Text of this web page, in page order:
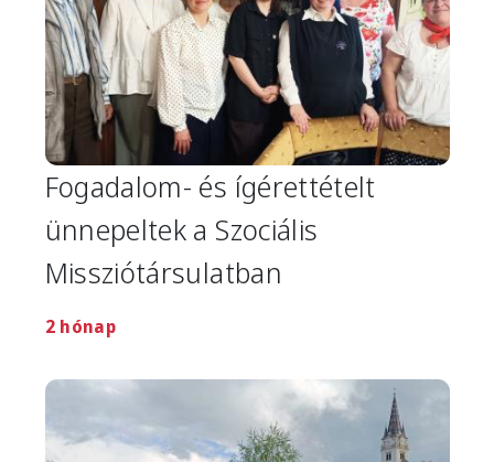
Fogadalom- és ígérettételt
ünnepeltek a Szociális
Missziótársulatban
2 hónap
Image